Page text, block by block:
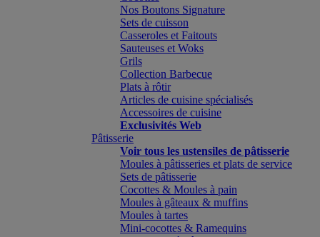
Nos Boutons Signature
Sets de cuisson
Casseroles et Faitouts
Sauteuses et Woks
Grils
Collection Barbecue
Plats à rôtir
Articles de cuisine spécialisés
Accessoires de cuisine
Exclusivités Web
Pâtisserie
Voir tous les ustensiles de pâtisserie
Moules à pâtisseries et plats de service
Sets de pâtisserie
Cocottes & Moules à pain
Moules à gâteaux & muffins
Moules à tartes
Mini-cocottes & Ramequins